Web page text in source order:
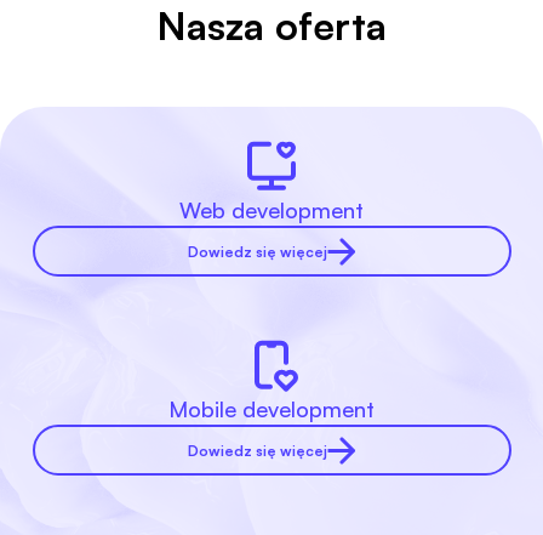
Nasza oferta
Web development
Dowiedz się więcej
Mobile development
Dowiedz się więcej